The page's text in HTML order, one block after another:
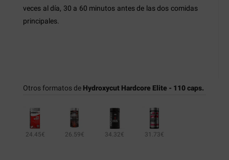
veces al día, 30 a 60 minutos antes de las dos comidas
principales.
Otros formatos de Hydroxycut Hardcore Elite - 110 caps.
24.45€ 26.59€ 34.32€ 31.73€